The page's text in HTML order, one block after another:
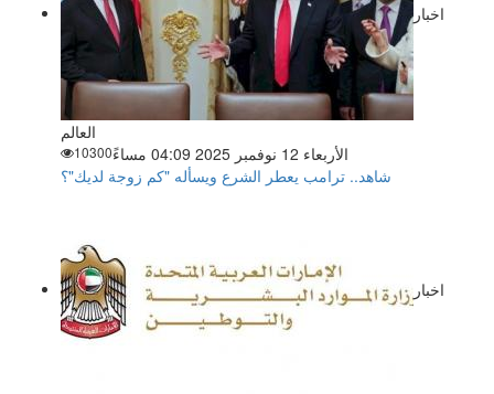
اخبار
العالم
الأربعاء 12 نوفمبر 2025 04:09 مساءً
10300
شاهد.. ترامب يعطر الشرع ويسأله "كم زوجة لديك"؟
اخبار